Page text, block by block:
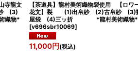
寺龍文
(3)
物*
【茶道具】龍村美術織物裂使用 【ロワ
花文】裂 (1)出帛紗 (2)古帛紗 (3)
屋袋 (4)三ッ折 *龍村美術織物*
[v696sbr10069]
11,000円 (税込)